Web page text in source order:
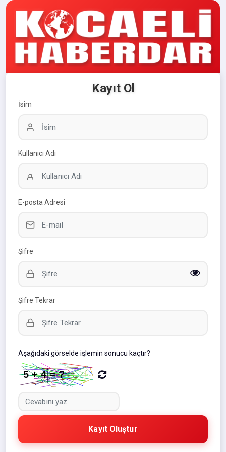
Kayıt Ol
İsim
Kullanıcı Adı
E-posta Adresi
Şifre
Şifre Tekrar
Aşağıdaki görselde işlemin sonucu kaçtır?
Kayıt Oluştur